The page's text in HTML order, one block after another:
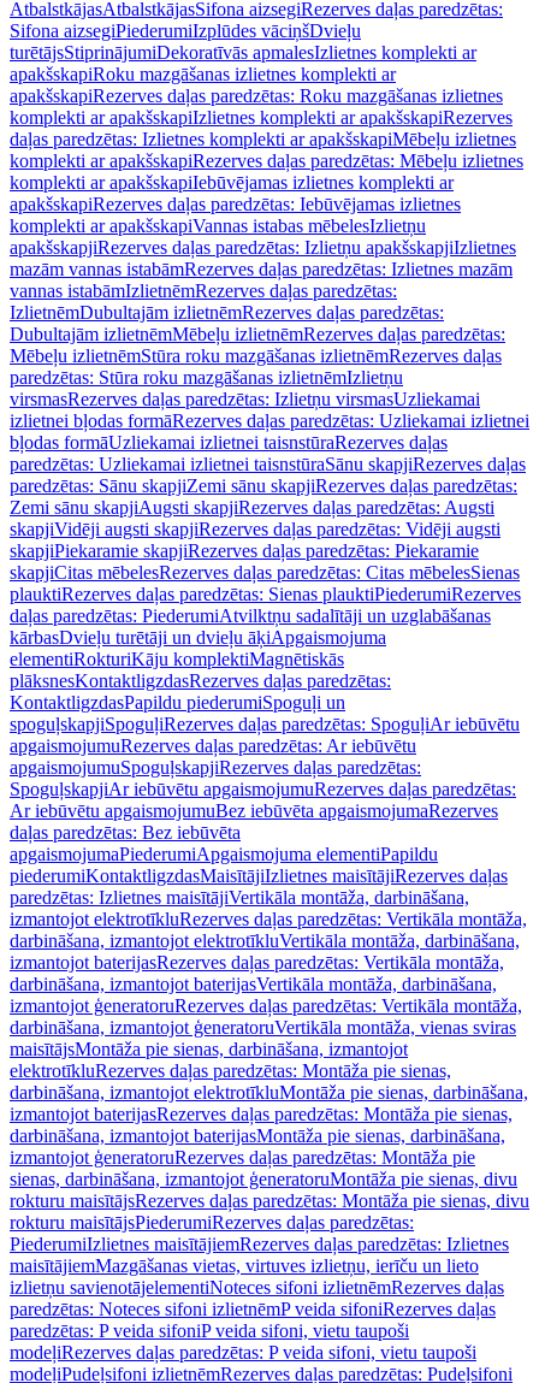
AtbalstkājasAtbalstkājasSifona aizsegiRezerves daļas paredzētas:
Sifona aizsegiPiederumiIzplūdes vāciņšDvieļu
turētājsStiprinājumiDekoratīvās apmalesIzlietnes komplekti ar
apakšskapiRoku mazgāšanas izlietnes komplekti ar
apakšskapiRezerves daļas paredzētas: Roku mazgāšanas izlietnes
komplekti ar apakšskapiIzlietnes komplekti ar apakšskapiRezerves
daļas paredzētas: Izlietnes komplekti ar apakšskapiMēbeļu izlietnes
komplekti ar apakšskapiRezerves daļas paredzētas: Mēbeļu izlietnes
komplekti ar apakšskapiIebūvējamas izlietnes komplekti ar
apakšskapiRezerves daļas paredzētas: Iebūvējamas izlietnes
komplekti ar apakšskapiVannas istabas mēbelesIzlietņu
apakšskapjiRezerves daļas paredzētas: Izlietņu apakšskapjiIzlietnes
mazām vannas istabāmRezerves daļas paredzētas: Izlietnes mazām
vannas istabāmIzlietnēmRezerves daļas paredzētas:
IzlietnēmDubultajām izlietnēmRezerves daļas paredzētas:
Dubultajām izlietnēmMēbeļu izlietnēmRezerves daļas paredzētas:
Mēbeļu izlietnēmStūra roku mazgāšanas izlietnēmRezerves daļas
paredzētas: Stūra roku mazgāšanas izlietnēmIzlietņu
virsmasRezerves daļas paredzētas: Izlietņu virsmasUzliekamai
izlietnei bļodas formāRezerves daļas paredzētas: Uzliekamai izlietnei
bļodas formāUzliekamai izlietnei taisnstūraRezerves daļas
paredzētas: Uzliekamai izlietnei taisnstūraSānu skapjiRezerves daļas
paredzētas: Sānu skapjiZemi sānu skapjiRezerves daļas paredzētas:
Zemi sānu skapjiAugsti skapjiRezerves daļas paredzētas: Augsti
skapjiVidēji augsti skapjiRezerves daļas paredzētas: Vidēji augsti
skapjiPiekaramie skapjiRezerves daļas paredzētas: Piekaramie
skapjiCitas mēbelesRezerves daļas paredzētas: Citas mēbelesSienas
plauktiRezerves daļas paredzētas: Sienas plauktiPiederumiRezerves
daļas paredzētas: PiederumiAtvilktņu sadalītāji un uzglabāšanas
kārbasDvieļu turētāji un dvieļu āķiApgaismojuma
elementiRokturiKāju komplektiMagnētiskās
plāksnesKontaktligzdasRezerves daļas paredzētas:
KontaktligzdasPapildu piederumiSpoguļi un
spoguļskapjiSpoguļiRezerves daļas paredzētas: SpoguļiAr iebūvētu
apgaismojumuRezerves daļas paredzētas: Ar iebūvētu
apgaismojumuSpoguļskapjiRezerves daļas paredzētas:
SpoguļskapjiAr iebūvētu apgaismojumuRezerves daļas paredzētas:
Ar iebūvētu apgaismojumuBez iebūvēta apgaismojumaRezerves
daļas paredzētas: Bez iebūvēta
apgaismojumaPiederumiApgaismojuma elementiPapildu
piederumiKontaktligzdasMaisītājiIzlietnes maisītājiRezerves daļas
paredzētas: Izlietnes maisītājiVertikāla montāža, darbināšana,
izmantojot elektrotīkluRezerves daļas paredzētas: Vertikāla montāža,
darbināšana, izmantojot elektrotīkluVertikāla montāža, darbināšana,
izmantojot baterijasRezerves daļas paredzētas: Vertikāla montāža,
darbināšana, izmantojot baterijasVertikāla montāža, darbināšana,
izmantojot ģeneratoruRezerves daļas paredzētas: Vertikāla montāža,
darbināšana, izmantojot ģeneratoruVertikāla montāža, vienas sviras
maisītājsMontāža pie sienas, darbināšana, izmantojot
elektrotīkluRezerves daļas paredzētas: Montāža pie sienas,
darbināšana, izmantojot elektrotīkluMontāža pie sienas, darbināšana,
izmantojot baterijasRezerves daļas paredzētas: Montāža pie sienas,
darbināšana, izmantojot baterijasMontāža pie sienas, darbināšana,
izmantojot ģeneratoruRezerves daļas paredzētas: Montāža pie
sienas, darbināšana, izmantojot ģeneratoruMontāža pie sienas, divu
rokturu maisītājsRezerves daļas paredzētas: Montāža pie sienas, divu
rokturu maisītājsPiederumiRezerves daļas paredzētas:
PiederumiIzlietnes maisītājiemRezerves daļas paredzētas: Izlietnes
maisītājiemMazgāšanas vietas, virtuves izlietņu, ierīču un lieto
izlietņu savienotājelementiNoteces sifoni izlietnēmRezerves daļas
paredzētas: Noteces sifoni izlietnēmP veida sifoniRezerves daļas
paredzētas: P veida sifoniP veida sifoni, vietu taupoši
modeļiRezerves daļas paredzētas: P veida sifoni, vietu taupoši
modeļiPudeļsifoni izlietnēmRezerves daļas paredzētas: Pudeļsifoni